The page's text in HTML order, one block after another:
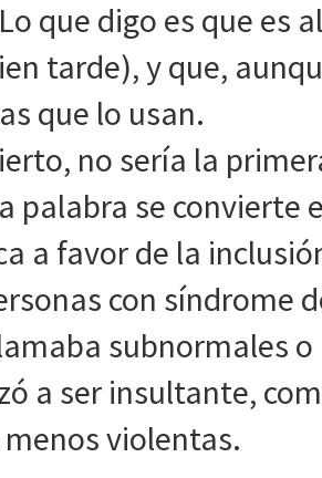
que digo es que es
tarde), y que,
que lo usan.
no sería la
palabra se convierte
a favor de la
con síndrome
subnormales
a ser insultante,
violentas.